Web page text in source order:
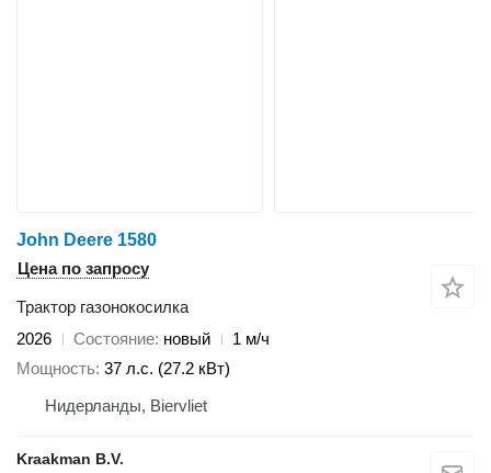
John Deere 1580
Цена по запросу
Трактор газонокосилка
2026
Состояние новый
1 м/ч
Мощность 37 л.с. (27.2 кВт)
Нидерланды, Biervliet
Kraakman B.V.